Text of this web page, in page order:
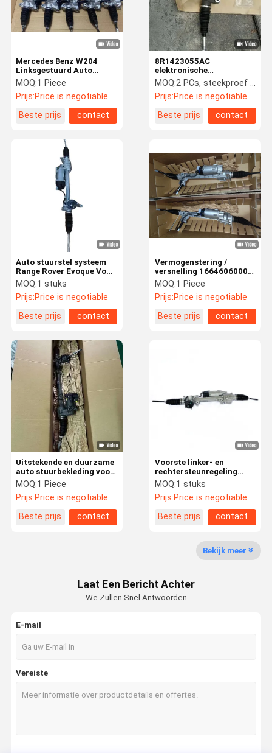
Huis Producten
Fabrieksreis Kwaliteitsco
De Schok van de luchtopschorting
Auto Koelventilators
Power Lift-poort
Automobielwaterpomp
8R1423055AC
elektronische
voor Audi Q5
MOQ:2 PCs, steekproef wordt goedgekeurd
Prijs:Price is negotiable
Beste prijs
contact
Mercedes Benz W204
Linksgestuurd Auto
Steering Rack
2044602500
MOQ:1 Piece
Prijs:Price is negotiable
Beste prijs
contact
Vermogenstering /
versnelling 1664606000
voor Mercedes Benz
W166 Linksgestuurd
MOQ:1 Piece
Prijs:Price is negotiable
Beste prijs
contact
Auto stuurstel systeem
Range Rover Evoque Voor
links en rechts stuurstel
stuurstel LR108397
LR128495 LR041415
MOQ:1 stuks
Prijs:Price is negotiable
Beste prijs
contact
Voorste linker- en
rechtersteunregeling
Voor W218 A2184605000
Autosturingregeling
MOQ:1 stuks
Prijs:Price is negotiable
Beste prijs
contact
Uitstekende en duurzame
auto stuurbekleding voor
Volvo XC60 XC90 S90
MOQ:1 Piece
Prijs:Price is negotiable
Beste prijs
contact
Bekijk meer
Laat Een Bericht Achter
We Zullen Snel Antwoorden
E-mail
Vereiste